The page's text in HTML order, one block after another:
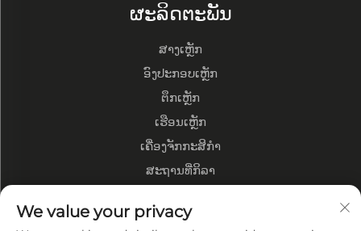
ຜະລິດຕະພັນ
ສາງເຫຼັກ
ອົງປະກອບເຫຼັກ
ຕຶກເຫຼັກ
ເຮືອນເຫຼັກ
ເຄື່ອງຈັກກະສິກຳ
ສະຖານທີ່ກິລາ
ກ່ຽວກັບບໍລິສັດ
We value your privacy